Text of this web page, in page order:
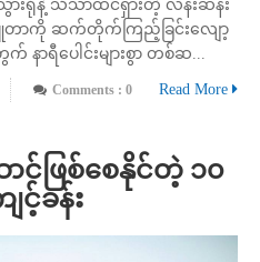
းရုံနဲ့ သိသာထင်ရှားတဲ့ လန်းဆန်း
ျူတာကို ဆက်တိုက်ကြည့်ခြင်းလျော့
ရီပေါင်းများစွာ တစ်ဆ...
Comments : 0 Read More
င်ဖြစ်စေနိုင်တဲ့ ၁၀
င့်ခန်း